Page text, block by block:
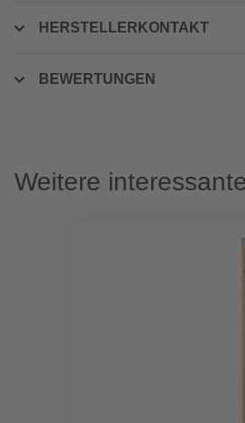
HERSTELLERKONTAKT
BEWERTUNGEN
Weitere